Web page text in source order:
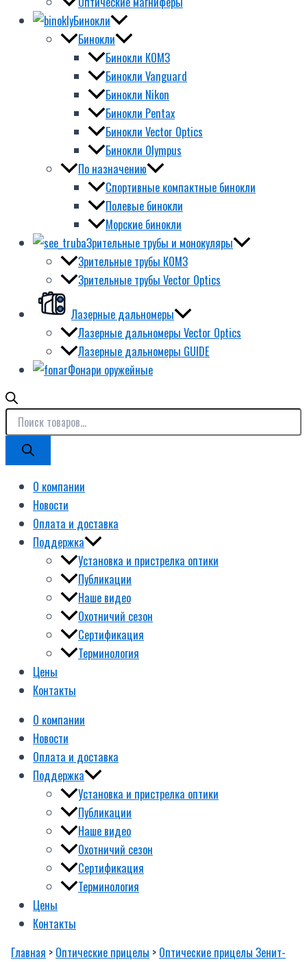
Бинокли
Бинокли
Бинокли КОМЗ
Бинокли Vanguard
Бинокли Nikon
Бинокли Pentax
Бинокли Vector Optics
Бинокли Olympus
По назначению
Спортивные компактные бинокли
Полевые бинокли
Морские бинокли
Зрительные трубы и монокуляры
Зрительные трубы КОМЗ
Зрительные трубы Vector Optics
Лазерные дальномеры
Лазерные дальномеры Vector Optics
Лазерные дальномеры GUIDE
Фонари оружейные
О компании
Новости
Оплата и доставка
Поддержка
Установка и пристрелка оптики
Публикации
Наше видео
Охотничий сезон
Сертификация
Терминология
Цены
Контакты
О компании
Новости
Оплата и доставка
Поддержка
Установка и пристрелка оптики
Публикации
Наше видео
Охотничий сезон
Сертификация
Терминология
Цены
Контакты
Главная > Оптические прицелы > Оптические прицелы Зенит-